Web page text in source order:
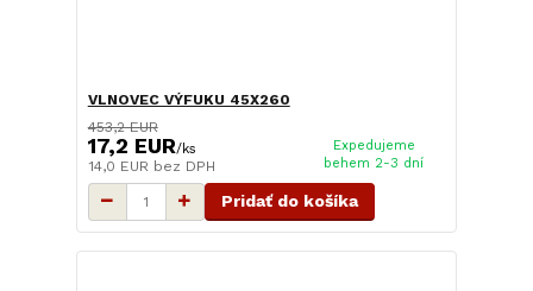
VLNOVEC VÝFUKU 45X260
453,2 EUR
17,2 EUR/ks
14,0 EUR bez DPH
Expedujeme
behem 2-3 dní
Pridať do košíka